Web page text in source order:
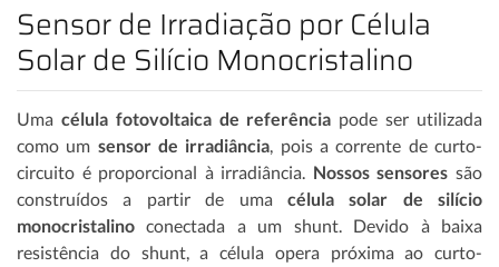
Sensor de Irradiação por Célula
Solar de Silício Monocristalino
Uma célula fotovoltaica de referência pode ser utilizada
como um sensor de irradiância, pois a corrente de curto-
circuito é proporcional à irradiância. Nossos sensores são
construídos a partir de uma célula solar de silício
monocristalino conectada a um shunt. Devido à baixa
resistência do shunt, a célula opera próxima ao curto-